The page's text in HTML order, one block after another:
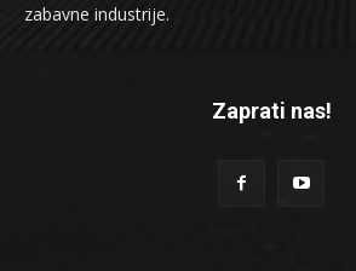
zabavne industrije.
Zaprati nas!